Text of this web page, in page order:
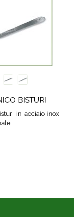
BISTURI
in acciaio inox